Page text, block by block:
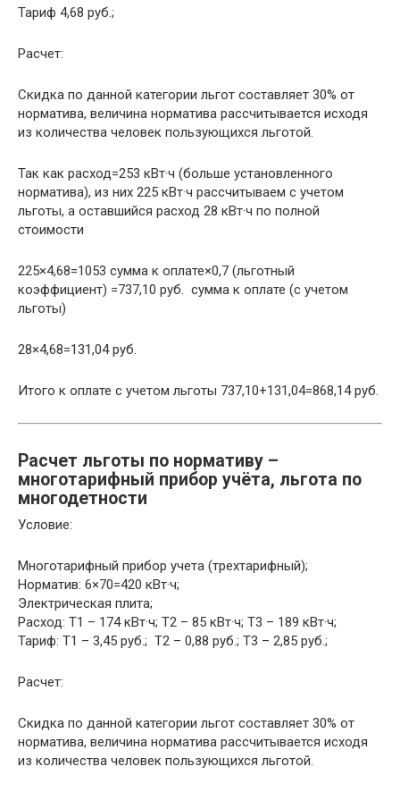
Тариф 4,68 руб.;
Расчет:
Скидка по данной категории льгот составляет 30% от
норматива, величина норматива рассчитывается исходя
из количества человек пользующихся льготой.
Так как расход=253 кВт·ч (больше установленного
норматива), из них 225 кВт·ч рассчитываем с учетом
льготы, а оставшийся расход 28 кВт·ч по полной
стоимости
225×4,68=1053 сумма к оплате×0,7 (льготный
коэффициент) =737,10 руб. сумма к оплате (с учетом
льготы)
28×4,68=131,04 руб.
Итого к оплате с учетом льготы 737,10+131,04=868,14 руб.
Расчет льготы по нормативу –
многотарифный прибор учёта, льгота по
многодетности
Условие:
Многотарифный прибор учета (трехтарифный);
Норматив: 6×70=420 кВт·ч;
Электрическая плита;
Расход: Т1 – 174 кВт·ч; Т2 – 85 кВт·ч; Т3 – 189 кВт·ч;
Тариф: Т1 – 3,45 руб.; Т2 – 0,88 руб.; Т3 – 2,85 руб.;
Расчет:
Скидка по данной категории льгот составляет 30% от
норматива, величина норматива рассчитывается исходя
из количества человек пользующихся льготой.